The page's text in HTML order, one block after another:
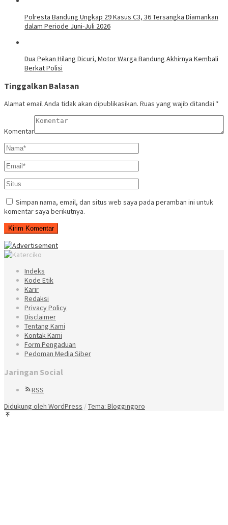
Polresta Bandung Ungkap 29 Kasus C3, 36 Tersangka Diamankan
dalam Periode Juni-Juli 2026
Dua Pekan Hilang Dicuri, Motor Warga Bandung Akhirnya Kembali
Berkat Polisi
Tinggalkan Balasan
Alamat email Anda tidak akan dipublikasikan. Ruas yang wajib ditandai *
Komentar
Simpan nama, email, dan situs web saya pada peramban ini untuk
komentar saya berikutnya.
Indeks
Kode Etik
Karir
Redaksi
Privacy Policy
Disclaimer
Tentang Kami
Kontak Kami
Form Pengaduan
Pedoman Media Siber
Jaringan Social
RSS
Didukung oleh WordPress /Tema: Bloggingpro